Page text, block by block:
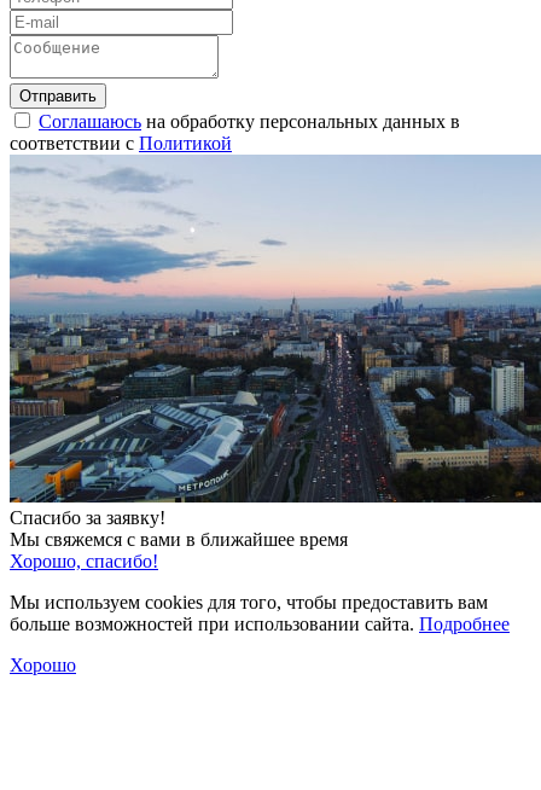
Соглашаюсь на обработку персональных данных в
соответствии с Политикой
Спасибо за заявку!
Мы свяжемся с вами в ближайшее время
Хорошо, спасибо!
Мы используем cookies для того, чтобы предоставить вам
больше возможностей при использовании сайта. Подробнее
Хорошо